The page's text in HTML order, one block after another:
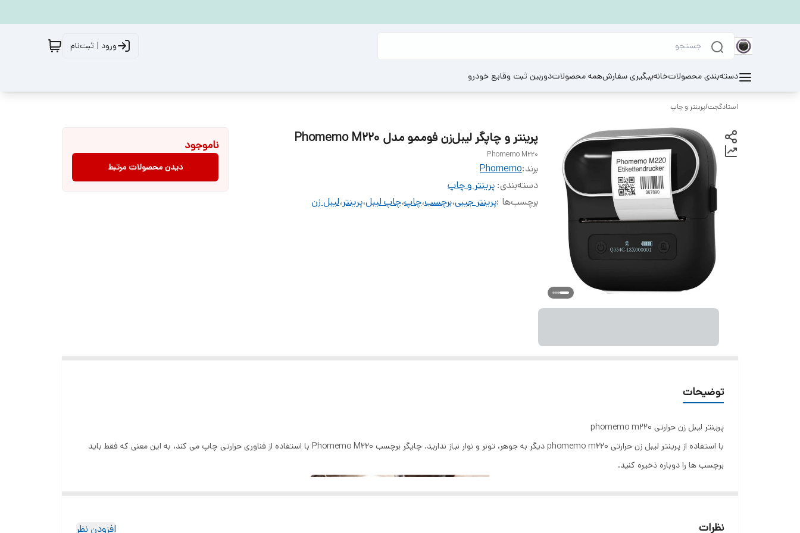
ورود | ثبت‌نام
دسته‌بندی محصولاتخانهپیگیری سفارشهمه محصولاتدوربین ثبت وقایع خودرو
استادگجت/پرینتر و چاپ
پرینتر و چاپگر لیبل‌زن فوممو مدل Phomemo M220
Phomemo M220
برند:Phomemo
دسته‌بندی: پرینتر و چاپ
برچسب‌ها :پرینتر جیبی،برچسب،چاپ،چاپ لیبل،پرینتر،لیبل زن
ناموجود
دیدن محصولات مرتبط
توضیحات
پرینتر لیبل زن حرارتی phomemo m220
با استفاده از پرینتر لیبل زن حرارتی phomemo m220 دیگر به جوهر، تونر و نوار نیاز ندارید. چاپگر برچسب Phomemo M220 با استفاده از فناوری حرارتی چاپ می کند، به این معنی که فقط باید
برچسب ها را دوباره ذخیره کنید.
نظرات افزودن نظر